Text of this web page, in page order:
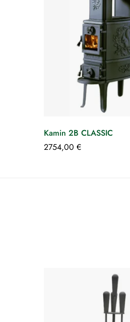
Kamin 2B CLASSIC
2754,00 €